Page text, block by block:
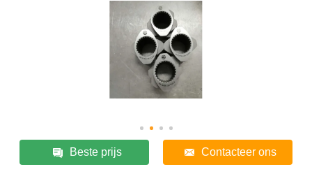
Beste prijs Contacteer ons